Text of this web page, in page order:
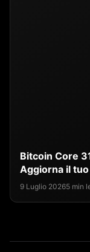
Bitcoin Core
Aggiorna il
9 Luglio 20265 min